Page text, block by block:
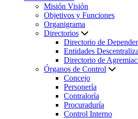
Misión Visión
Objetivos y Funciones
Organigrama
Directorios
Directorio de
Entidades
Directorio de
Órganos de Control
Concejo
Personería
Contraloría
Procuraduría
Control Interno